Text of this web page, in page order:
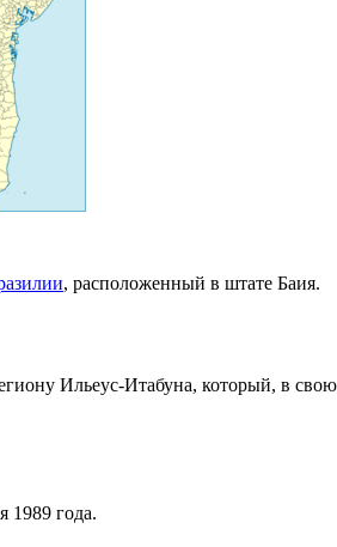
, расположенный в штате Баия.
Ильеус-Итабуна, который, в свою
1989 года.